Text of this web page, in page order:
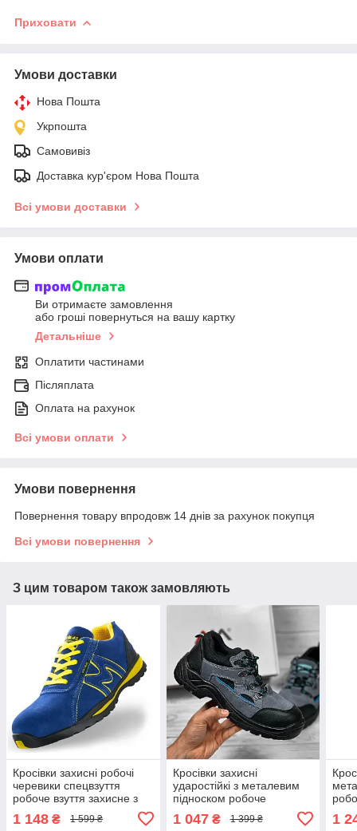
Приховати
Умови доставки
Нова Пошта
Укрпошта
Самовивіз
Доставка кур'єром Нова Пошта
Всі умови доставки
Умови оплати
Ви отримаєте замовлення
або гроші повернуться на вашу картку
Детальніше
Оплатити частинами
Післяплата
Оплата на рахунок
Всі умови оплати
Умови повернення
Повернення товару впродовж 14 днів за рахунок покупця
Всі умови повернення
З цим товаром також замовляють
Кросівки захисні робочі
черевики спецвзуття
робоче взуття захисне з
метал носком польша art
master
1 148 ₴ 1 599 ₴
Кросівки захисні
ударостійкі з металевим
підноском робоче
спецвзуття захисне міцне
демісезонне
1 047₴ 1 399 ₴ 1